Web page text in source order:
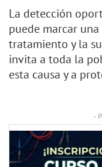
La detección
puede marcar
tratamiento y la
invita a toda la
esta causa y a
-